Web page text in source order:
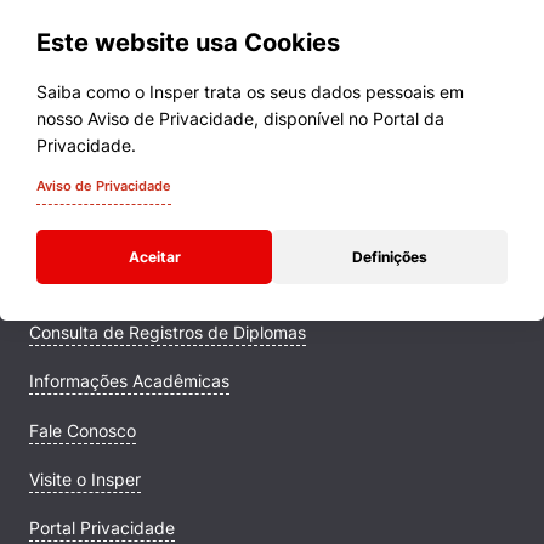
Este website usa Cookies
Saiba como o Insper trata os seus dados pessoais em
nosso Aviso de Privacidade, disponível no Portal da
Privacidade.
Aviso de Privacidade
Aceitar Definições
Cursos
Quem Somos
Comunidade Transforme
Campus
Consulta de Registros de Diplomas
Informações Acadêmicas
Fale Conosco
Visite o Insper
Portal Privacidade